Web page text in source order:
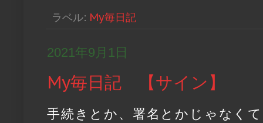
ラベル: My毎日記
2021年9月1日
My毎日記 【サイン】
手続きとか、署名とかじゃなくて